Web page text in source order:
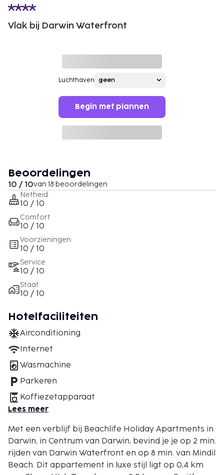
Vlak bij Darwin Waterfront
Luchthaven
Begin met plannen
Beoordelingen
10 / 10van 18 beoordelingen
Netheid
10 / 10
Comfort
10 / 10
Voorzieningen
10 / 10
Service
10 / 10
Staat
10 / 10
Hotelfaciliteiten
Airconditioning
Internet
Wasmachine
Parkeren
Koffiezetapparaat
Lees meer
Met een verblijf bij Beachlife Holiday Apartments in
Darwin, in Centrum van Darwin, bevind je je op 2 min.
rijden van Darwin Waterfront en op 8 min. van Mindil
Beach. Dit appartement in luxe stijl ligt op 0,4 km